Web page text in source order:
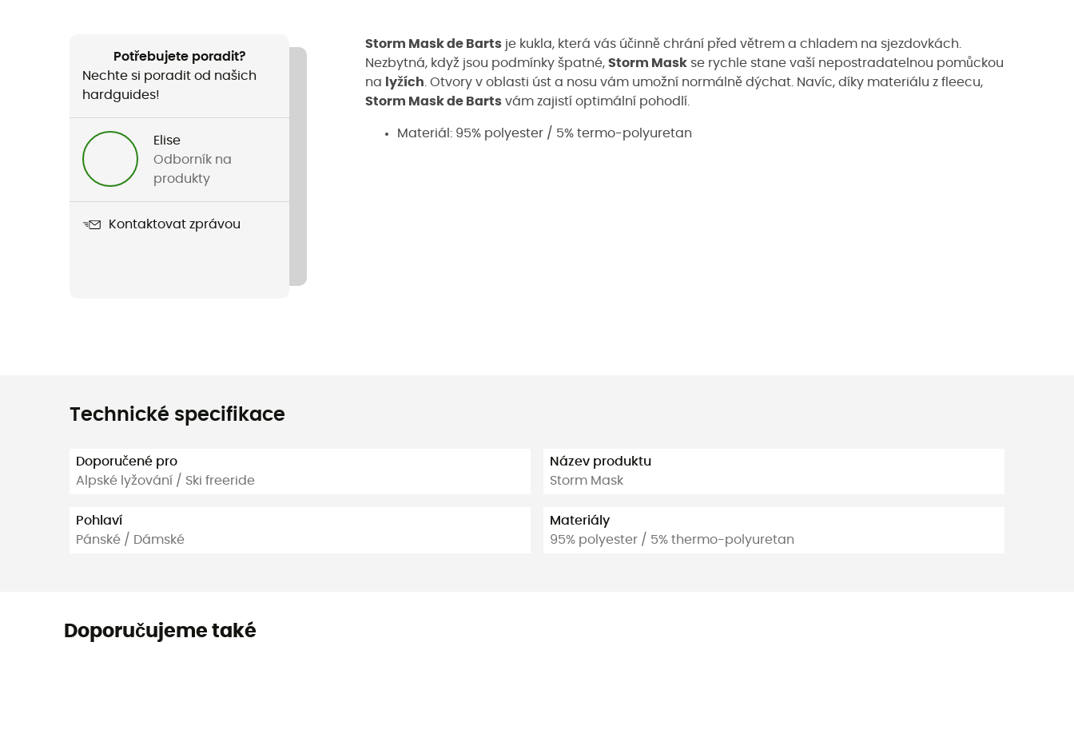
Potřebujete poradit?
Nechte si poradit od našich
hardguides!
Elise
Odborník na
produkty
Kontaktovat zprávou
Storm Mask de Barts je kukla, která vás účinně chrání před větrem a chladem na sjezdovkách.
Nezbytná, když jsou podmínky špatné, Storm Mask se rychle stane vaší nepostradatelnou pomůckou
na
lyžích . Otvory v oblasti úst a nosu vám umožní normálně dýchat. Navíc, díky materiálu z fleecu,
Storm Mask de Barts vám zajistí optimální pohodlí.
Materiál: 95% polyester / 5% termo-polyuretan
Technické specifikace
Doporučené pro
Alpské lyžování / Ski freeride
Pohlaví
Pánské / Dámské
Název produktu
Storm Mask
Materiály
95% polyester / 5% thermo-polyuretan
Doporučujeme také